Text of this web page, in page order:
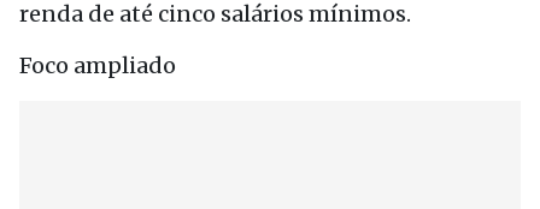
renda de até cinco salários mínimos.
Foco ampliado